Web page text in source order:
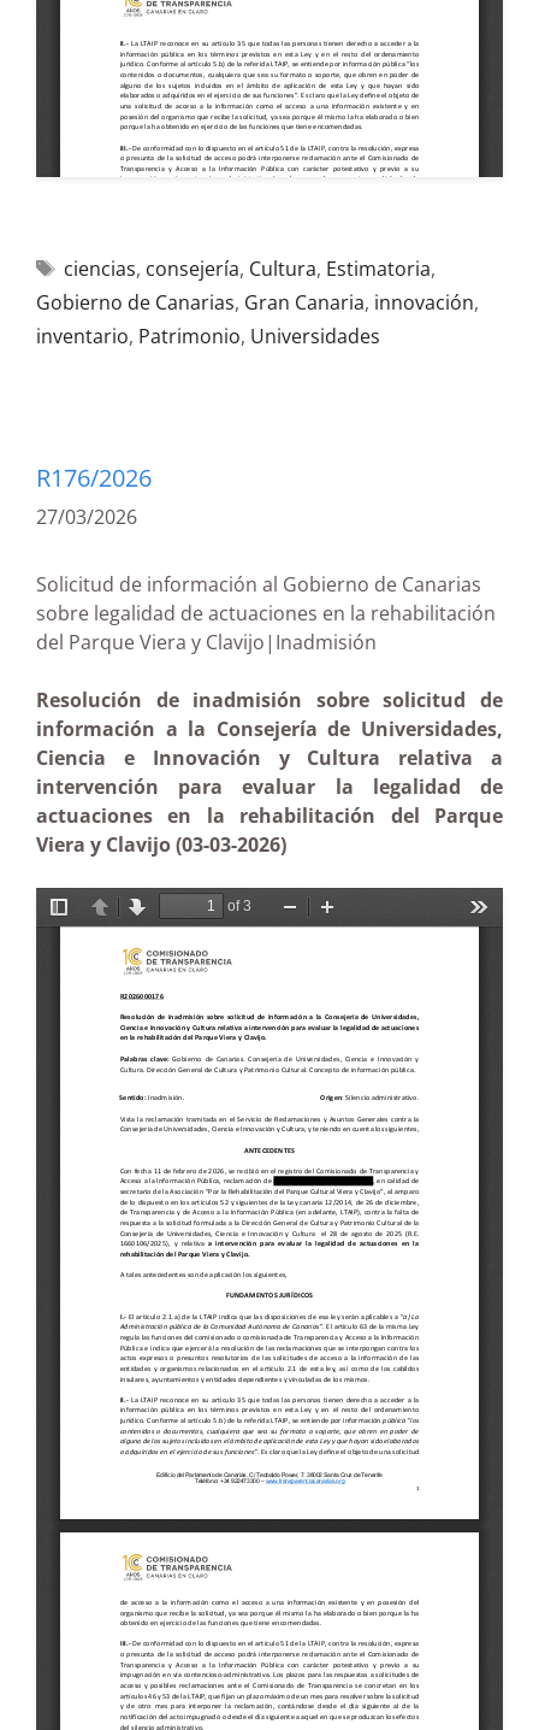
ciencias, consejería, Cultura, Estimatoria,
Gobierno de Canarias, Gran Canaria, innovación,
inventario, Patrimonio, Universidades
R176/2026
27/03/2026
Solicitud de información al Gobierno de Canarias
sobre legalidad de actuaciones en la rehabilitación
del Parque Viera y Clavijo|Inadmisión
Resolución de inadmisión sobre solicitud de
información a la Consejería de Universidades,
Ciencia e Innovación y Cultura relativa a
intervención para evaluar la legalidad de
actuaciones en la rehabilitación del Parque
Viera y Clavijo (03-03-2026)